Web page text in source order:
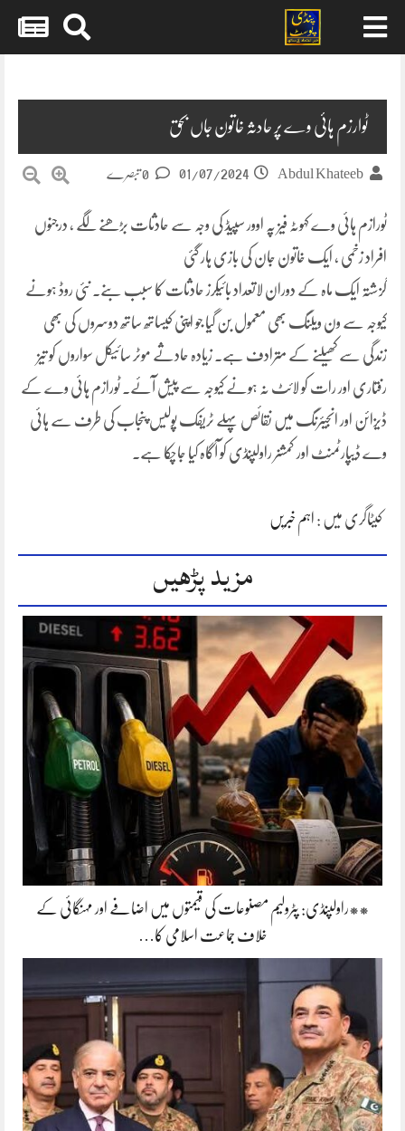
ٹوارزم ہائی وے پر حادثہ خاتون جاں بحق
Abdul Khateeb
01/07/2024
ٹورازم ہائی وے کہوٹہ فیز پہ اوور سپیڈ کی وجہ سے حادثات بڑھنے لگے ، درجنوں
افراد زخمی ، ایک خاتون جان کی بازی ہار گئی
گزشتہ ایک ماہ کے دوران لاتعداد بائیکرز حادثات کا سبب بنے۔ نئی روڈ ہونے
کیوجہ سے ون ویلنگ بھی معمول بن گیا جو اپنی کیساتھ ساتھ دوسروں کی بھی
زندگی سے کھیلنے کے مترادف ہے۔ زیادہ حادثے موٹر سائیکل سواروں کو تیز
رفتاری اور رات کو لائٹ نہ ہونے کیوجہ سے پیش آئے۔ ٹورازم ہائی وے کے
ڈیزائن اور انجیئرنگ میں نقائص پہلے ٹریفک پولیس پنجاب کی طرف سے ہائی
وے ڈیپارٹمنٹ اور کمشنر راولپنڈی کو آگاہ کیا جاچکا ہے۔
کیٹاگری میں : اہم خبریں
مزید پڑھیں
**راولپنڈی: پٹرولیم مصنوعات کی قیمتوں میں اضافے اور مہنگائی کے
خلاف جماعت اسلامی کا…